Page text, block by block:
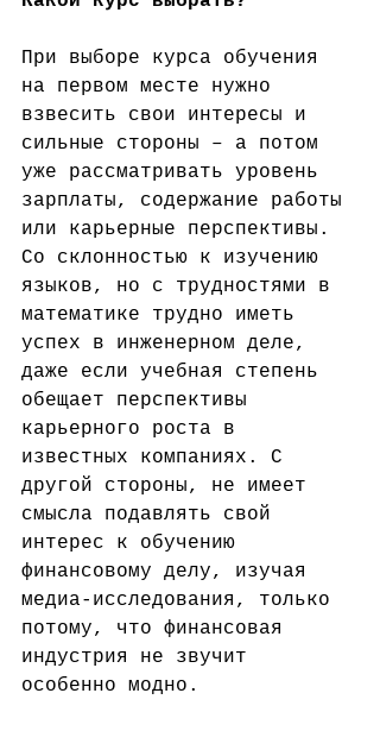
При выборе курса обучения
на первом месте нужно
взвесить свои интересы и
сильные стороны – а потом
уже рассматривать уровень
зарплаты, содержание работы
или карьерные перспективы.
Со склонностью к изучению
языков, но с трудностями в
математике трудно иметь
успех в инженерном деле,
даже если учебная степень
обещает перспективы
карьерного роста в
известных компаниях. С
другой стороны, не имеет
смысла подавлять свой
интерес к обучению
финансовому делу, изучая
медиа-исследования, только
потому, что финансовая
индустрия не звучит
особенно модно.